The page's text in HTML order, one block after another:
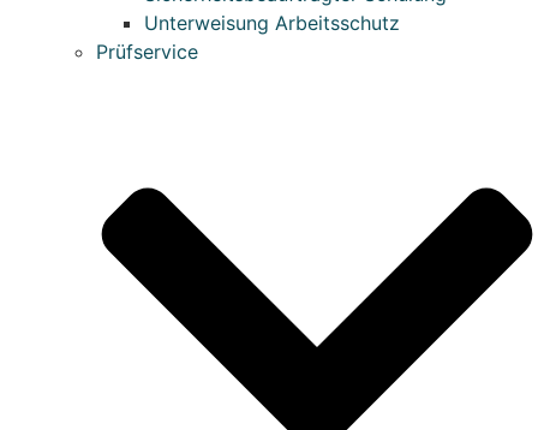
Unterweisung Arbeitsschutz
Prüfservice